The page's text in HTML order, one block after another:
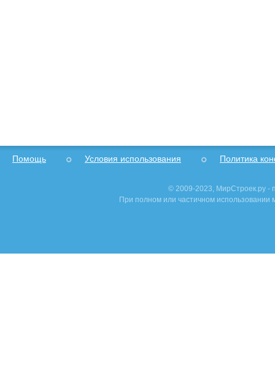
Помощь Условия использования Политика
© 2009-2023, МирСтроек.ру -
При полном или частичном использовании